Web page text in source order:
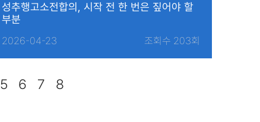
성추행고소전합의, 시작 전 한 번은 짚어야 할
부분
2026-04-23 조회수 203회
5 6 7 8